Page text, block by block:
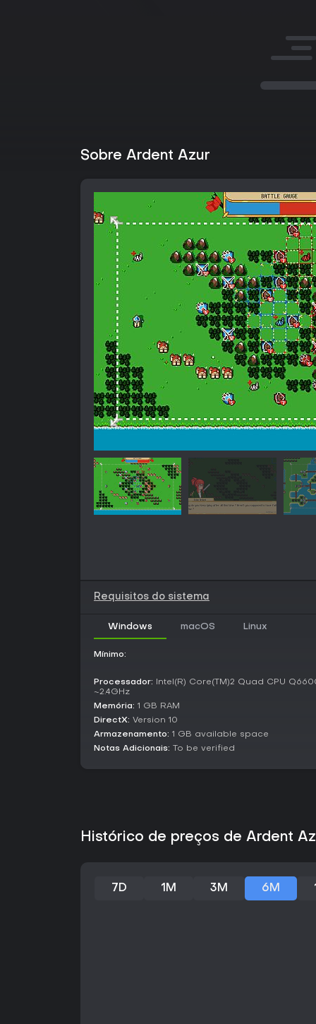
Sobre Ardent Azur
Requisitos do sistema
Windows macOS Linux
Mínimo:
Processador: Intel(R) Core(TM)2 Quad CPU
~2.4GHz
Memória: 1 GB RAM
DirectX: Version 10
Armazenamento: 1 GB available space
Notas Adicionais: To be verified
Histórico de preços de Ardent
7D 1M 3M 6M